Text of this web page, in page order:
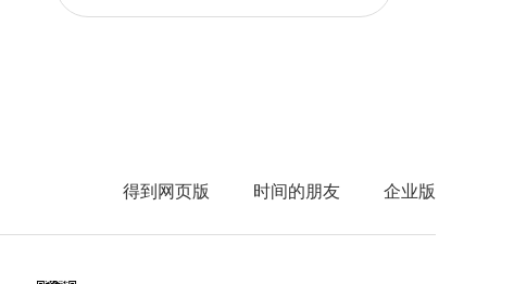
得到网页版 时间的朋友 企业版